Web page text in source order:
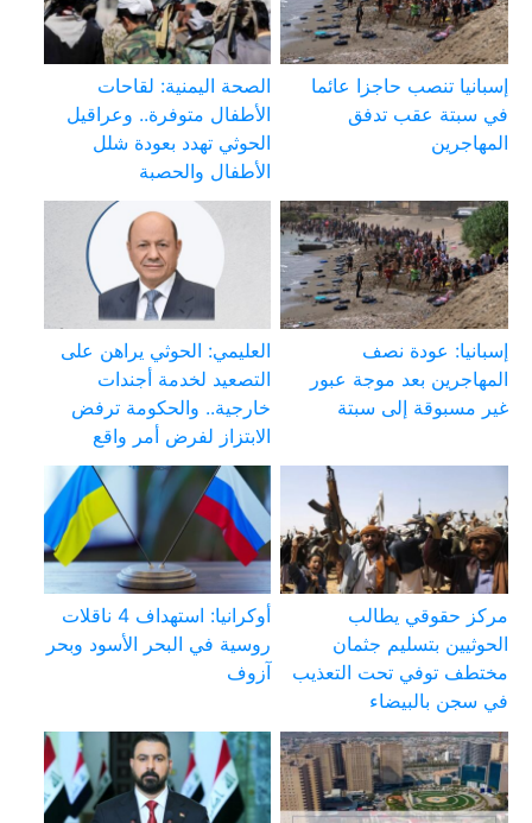
إسبانيا تنصب حاجزا عائما
في سبتة عقب تدفق
المهاجرين
الصحة اليمنية: لقاحات
الأطفال متوفرة.. وعراقيل
الحوثي تهدد بعودة شلل
الأطفال والحصبة
إسبانيا: عودة نصف
المهاجرين بعد موجة عبور
غير مسبوقة إلى سبتة
العليمي: الحوثي يراهن على
التصعيد لخدمة أجندات
خارجية.. والحكومة ترفض
الابتزاز لفرض أمر واقع
مركز حقوقي يطالب
الحوثيين بتسليم جثمان
مختطف توفي تحت التعذيب
في سجن بالبيضاء
أوكرانيا: استهداف 4 ناقلات
روسية في البحر الأسود وبحر
آزوف